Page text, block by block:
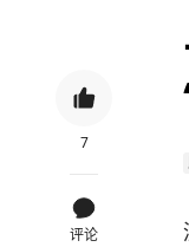
7
评论